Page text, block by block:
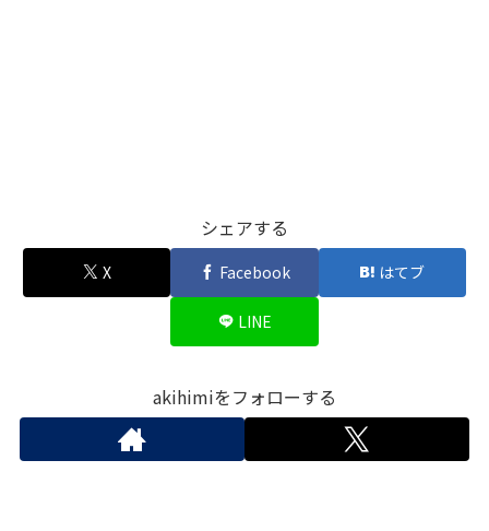
シェアする
X Facebook はてブ
LINE
akihimiをフォローする